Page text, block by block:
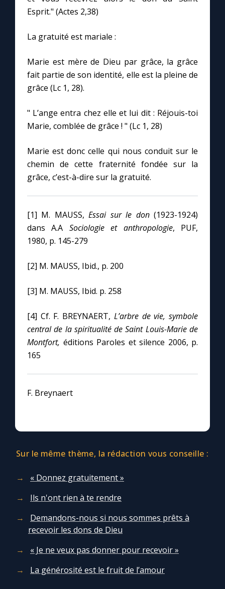
Esprit." (Actes 2,38)
La gratuité est mariale :
Marie est mère de Dieu par grâce, la grâce
fait partie de son identité, elle est la pleine de
grâce (Lc 1, 28).
" L’ange entra chez elle et lui dit : Réjouis-toi
Marie, comblée de grâce ! " (Lc 1, 28)
Marie est donc celle qui nous conduit sur le
chemin de cette fraternité fondée sur la
grâce, c’est-à-dire sur la gratuité.
[1] M. MAUSS,Essai sur le don(1923-1924)
dans A.A Sociologie et anthropologie, PUF,
1980, p. 145-279
[2] M. MAUSS, Ibid., p. 200
[3] M. MAUSS, Ibid. p. 258
[4] Cf. F. BREYNAERT, L’arbre de vie, symbole
central de la spiritualité de Saint Louis-Marie de
Montfort, éditions Paroles et silence 2006, p.
165
F. Breynaert
Sur le même thème, la rédaction vous conseille :
« Donnez gratuitement »
Ils n'ont rien à te rendre
Demandons-nous si nous sommes prêts à
recevoir les dons de Dieu
« Je ne veux pas donner pour recevoir »
La générosité est le fruit de l’amour